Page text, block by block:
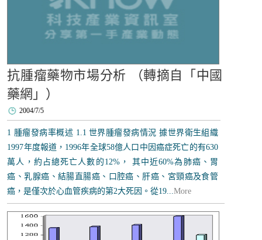
抗腫瘤藥物市場分析 （轉摘自「中國
藥網」）
2004/7/5
1 腫瘤發病率概述 1.1 世界腫瘤發病情況 據世界衛生組織
1997年度報道，1996年全球58億人口中因癌症死亡的有630
萬人，約占總死亡人數的12%， 其中近60%為肺癌、胃
癌、乳腺癌、結腸直腸癌、口腔癌、肝癌、宮頸癌及食管
癌，是僅次於心血管疾病的第2大死因。從19...More